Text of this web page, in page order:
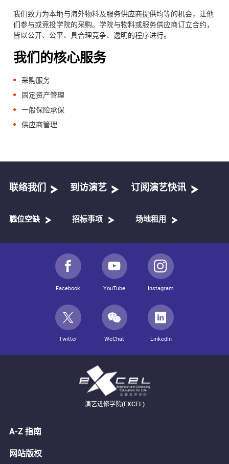
我们致力为本地与海外物料及服务供应商提供均等的机会，让他
们参与或竞投学院的采购。学院与物料或服务供应商订立合约，
皆以公开、公平、具合理竞争、透明的程序进行。
我们的核心服务
采购服务
固定资产管理
一般保险承保
供应商管理
联络我们 到访演艺 订阅演艺快讯
職位空缺 招标事项 场地租用
Facebook YouTube Instagram
Twitter WeChat LinkedIn
演艺进修学院(EXCEL)
A-Z 指南
网站版权